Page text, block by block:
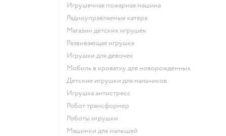
Игрушечная пожарная машина
Радиоуправляемые катера
Магазин детских игрушек
Развивающая игрушка
Игрушки для девочек
Мобиль в кроватку для новорожденных
Детские игрушки для мальчиков
Игрушка антистресс
Робот трансформер
Роботы игрушки
Машинки для малышей